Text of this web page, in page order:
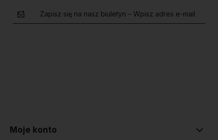
Zapisz się na nasz biuletyn – Wpisz adres e-mail
Moje konto